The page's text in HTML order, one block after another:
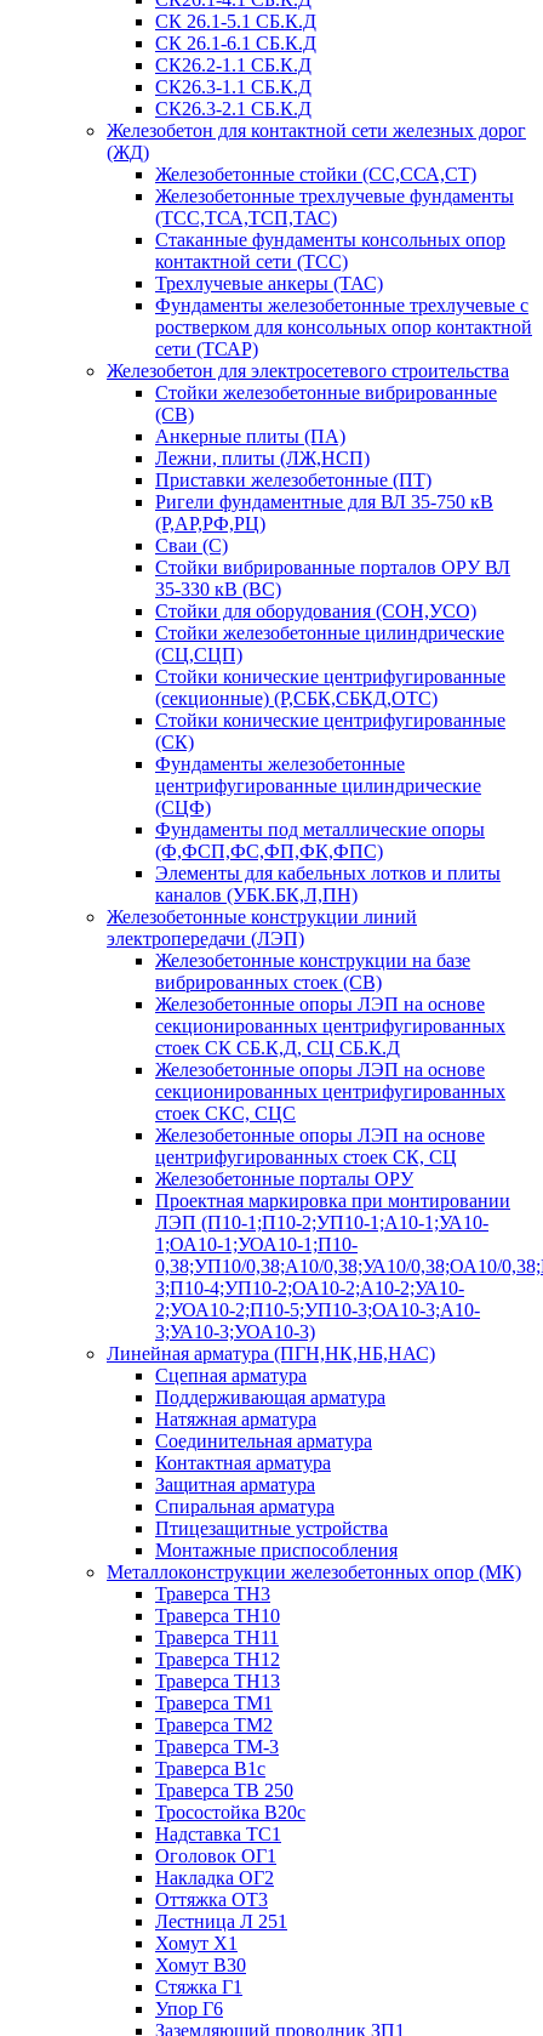
СК 26.1-5.1 СБ.К.Д
СК 26.1-6.1 СБ.К.Д
СК26.2-1.1 СБ.К.Д
СК26.3-1.1 СБ.К.Д
СК26.3-2.1 СБ.К.Д
Железобетон для контактной сети железных дорог
(ЖД)
Железобетонные стойки (СС,ССА,СТ)
Железобетонные трехлучевые фундаменты
(ТСС,ТСА,ТСП,ТАС)
Стаканные фундаменты консольных опор
контактной сети (ТСС)
Трехлучевые анкеры (ТАС)
Фундаменты железобетонные трехлучевые с
ростверком для консольных опор контактной
сети (ТСАР)
Железобетон для электросетевого строительства
Стойки железобетонные вибрированные
(СВ)
Анкерные плиты (ПА)
Лежни, плиты (ЛЖ,НСП)
Приставки железобетонные (ПТ)
Ригели фундаментные для ВЛ 35-750 кВ
(Р,АР,РФ,РЦ)
Сваи (С)
Стойки вибрированные порталов ОРУ ВЛ
35-330 кВ (ВС)
Стойки для оборудования (СОН,УСО)
Стойки железобетонные цилиндрические
(СЦ,СЦП)
Стойки конические центрифугированные
(секционные) (Р,СБК,СБКД,ОТС)
Стойки конические центрифугированные
(СК)
Фундаменты железобетонные
центрифугированные цилиндрические
(СЦФ)
Фундаменты под металлические опоры
(Ф,ФСП,ФС,ФП,ФК,ФПС)
Элементы для кабельных лотков и плиты
каналов (УБК.БК,Л,ПН)
Железобетонные конструкции линий
электропередачи (ЛЭП)
Железобетонные конструкции на базе
вибрированных стоек (СВ)
Железобетонные опоры ЛЭП на основе
секционированных центрифугированных
стоек СК СБ.К,Д, СЦ СБ.К.Д
Железобетонные опоры ЛЭП на основе
секционированных центрифугированных
стоек СКС, СЦС
Железобетонные опоры ЛЭП на основе
центрифугированных стоек СК, СЦ
Железобетонные порталы ОРУ
Проектная маркировка при монтировании
ЛЭП (П10-1;П10-2;УП10-1;А10-1;УА10-
1;ОА10-1;УОА10-1;П10-
0,38;УП10/0,38;А10/0,38;УА10/0,38;ОА10/
3;П10-4;УП10-2;ОА10-2;А10-2;УА10-
2;УОА10-2;П10-5;УП10-3;ОА10-3;А10-
3;УА10-3;УОА10-3)
Линейная арматура (ПГН,НК,НБ,НАС)
Сцепная арматура
Поддерживающая арматура
Натяжная арматура
Соединительная арматура
Контактная арматура
Защитная арматура
Спиральная арматура
Птицезащитные устройства
Монтажные приспособления
Металлоконструкции железобетонных опор (МК)
Траверса ТН3
Траверса ТН10
Траверса ТН11
Траверса ТН12
Траверса ТН13
Траверса ТМ1
Траверса ТМ2
Траверса ТМ-3
Траверса В1с
Траверса ТВ 250
Тросостойка В20с
Надставка ТС1
Оголовок ОГ1
Накладка ОГ2
Оттяжка ОТ3
Лестница Л 251
Хомут Х1
Хомут В30
Стяжка Г1
Упор Г6
Заземляющий проводник ЗП1